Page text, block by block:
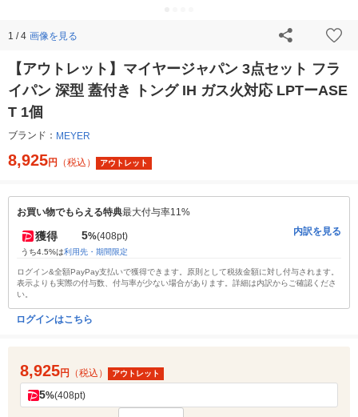
1 / 4 画像を見る
【アウトレット】マイヤージャパン 3点セット フラ
イパン 深型 蓋付き トング IH ガス火対応 LPTーASE
T 1個
ブランド： MEYER
8,925円 （税込） アウトレット
お買い物でもらえる特典最大付与率11%
獲得 5%(408pt)
うち4.5%は利用先・期間限定
内訳を見る
ログイン&全額PayPay支払いで獲得できます。原則として税抜金額に対し付与されます。
表示よりも実際の付与数、付与率が少ない場合があります。詳細は内訳からご確認くださ
い。
ログインはこちら
8,925円 （税込） アウトレット
5%(408pt)